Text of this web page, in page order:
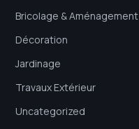
Bricolage & Aménagement
Décoration
Jardinage
Travaux Extérieur
Uncategorized